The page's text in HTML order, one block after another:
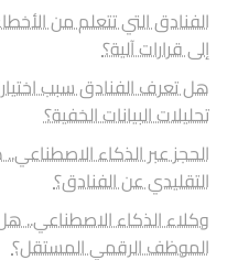
الفنادق التي تتعلم من
إلى قرارات آلية؟
هل تعرف الفنادق سبب
تحليلات البيانات الخفية؟
الحجز عبر الذكاء
التقليدي عن الفنادق؟
وكلاء الذكاء الاصطناعي..
الموظف الرقمي المستقل؟